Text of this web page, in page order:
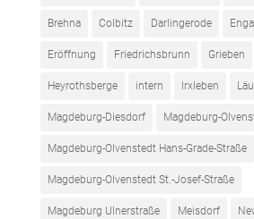
Brehna Colbitz Darlingerode
Eröffnung Friedrichsbrunn Grieben
Heyrothsberge intern Irxleben
Magdeburg-Diesdorf Magdeburg-
Magdeburg-Olvenstedt Hans-Grade-Straße
Magdeburg-Olvenstedt St.-Josef-Straße
Magdeburg Ulnerstraße Meisdorf